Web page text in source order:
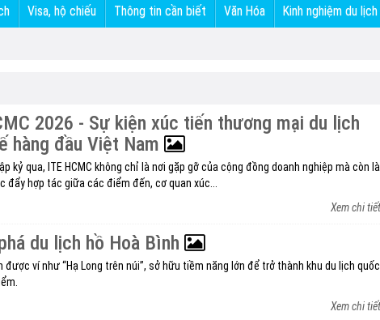
Visa, hộ chiếu Thông tin cần biết Văn Hóa Kinh nghiệm du lịch
2026 - Sự kiện xúc tiến thương mại du lịch
hàng đầu Việt Nam
kỷ qua, ITE HCMC không chỉ là nơi gặp gỡ của cộng đồng doanh nghiệp mà còn là
đẩy hợp tác giữa các điểm đến, cơ quan xúc...
Xem chi
du lịch hồ Hoà Bình
được ví như “Hạ Long trên núi”, sở hữu tiềm năng lớn để trở thành khu du lịch quốc
Xem chi